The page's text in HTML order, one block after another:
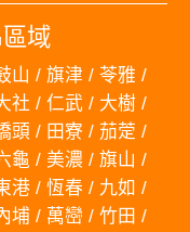
域
山 / 旗津 / 苓雅 /
社 / 仁武 / 大樹 /
頭 / 田寮 / 茄萣 /
龜 / 美濃 / 旗山 /
港 / 恆春 / 九如 /
埔 / 萬巒 / 竹田 /